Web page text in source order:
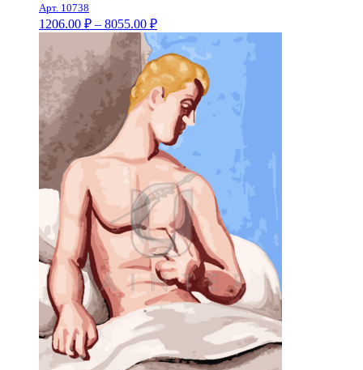
Арт. 10738
1206.00 ₽ – 8055.00 ₽Диапазон
цен:
1206.00 ₽
–
8055.00 ₽